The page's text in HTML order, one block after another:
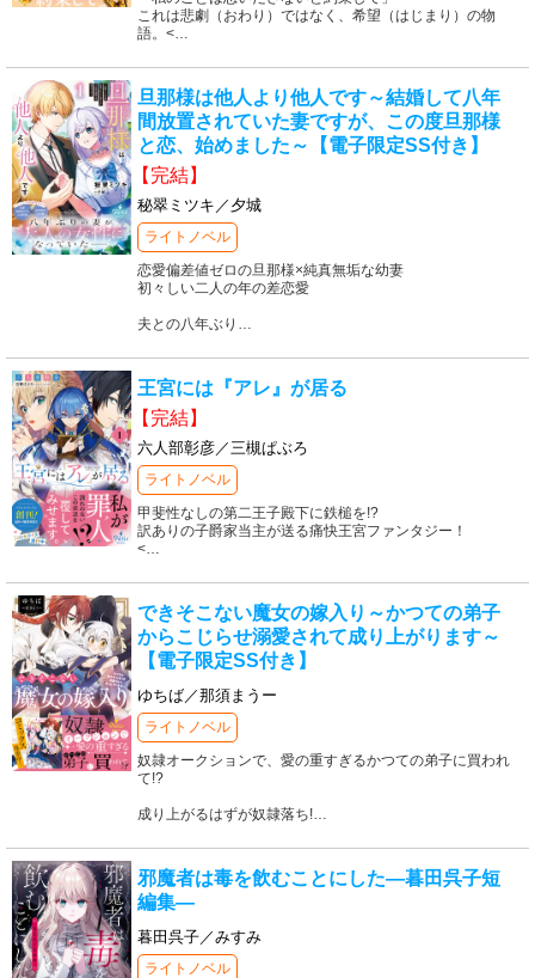
これは悲劇（おわり）ではなく、希望（はじまり）の物
語。<…
旦那様は他人より他人です～結婚して八年
間放置されていた妻ですが、この度旦那様
と恋、始めました～【電子限定SS付き】
【完結】
秘翠ミツキ／夕城
ライトノベル
恋愛偏差値ゼロの旦那様×純真無垢な幼妻
初々しい二人の年の差恋愛
夫との八年ぶり …
王宮には『アレ』が居る
【完結】
六人部彰彦／三槻ぱぶろ
ライトノベル
甲斐性なしの第二王子殿下に鉄槌を!?
訳ありの子爵家当主が送る痛快王宮ファンタジー！
<…
できそこない魔女の嫁入り～かつての弟子
からこじらせ溺愛されて成り上がります～
【電子限定SS付き】
ゆちば／那須まうー
ライトノベル
奴隷オークションで、愛の重すぎるかつての弟子に買われ
て!?
成り上がるはずが奴隷落ち!…
邪魔者は毒を飲むことにした―暮田呉子短
編集―
暮田呉子／みすみ
ライトノベル